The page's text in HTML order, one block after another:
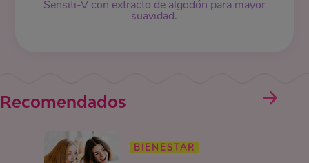
Sensiti-V con extracto de algodón para mayor
suavidad.
Recomendados
BIENESTAR